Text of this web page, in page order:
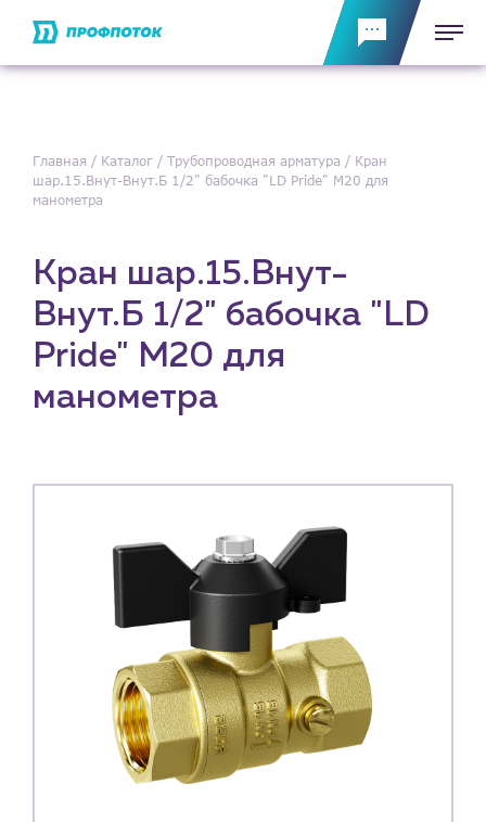
Главная Каталог Трубопроводная арматура
Кран
шар.15.Внут-Внут.Б 1/2" бабочка "LD Pride" М20 для
манометра
Кран шар.15.Внут-
Внут.Б 1/2" бабочка "LD
Pride" М20 для
манометра